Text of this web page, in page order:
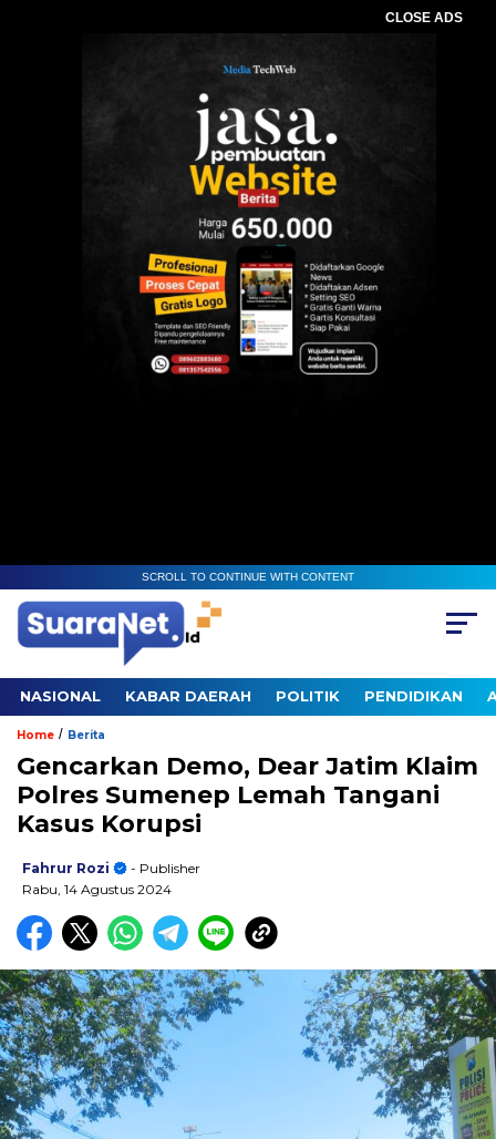
CLOSE ADS
SCROLL TO CONTINUE WITH CONTENT
NASIONAL KABAR DAERAH POLITIK PENDIDIKAN
Home / Berita
Gencarkan Demo, Dear Jatim Klaim
Polres Sumenep Lemah Tangani
Kasus Korupsi
Fahrur Rozi
- Publisher
Rabu, 14 Agustus 2024